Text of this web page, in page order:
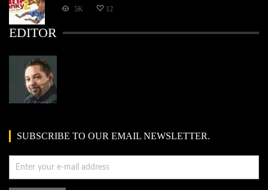
5K 12
EDITOR
SUBSCRIBE TO OUR EMAIL NEWSLETTER.